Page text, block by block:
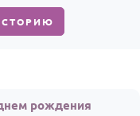
рождения